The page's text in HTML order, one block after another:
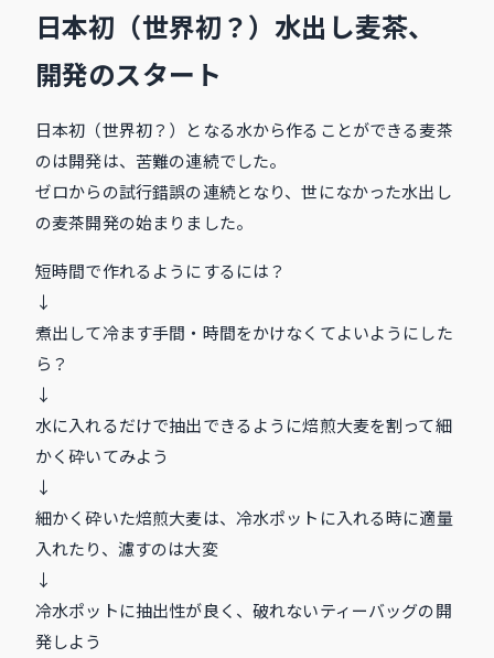
日本初（世界初？）水出し麦茶、
開発のスタート
日本初（世界初？）となる水から作ることができる麦茶
のは開発は、苦難の連続でした。
ゼロからの試行錯誤の連続となり、世になかった水出し
の麦茶開発の始まりました。
短時間で作れるようにするには？
↓
煮出して冷ます手間・時間をかけなくてよいようにした
ら？
↓
水に入れるだけで抽出できるように焙煎大麦を割って細
かく砕いてみよう
↓
細かく砕いた焙煎大麦は、冷水ポットに入れる時に適量
入れたり、濾すのは大変
↓
冷水ポットに抽出性が良く、破れないティーバッグの開
発しよう